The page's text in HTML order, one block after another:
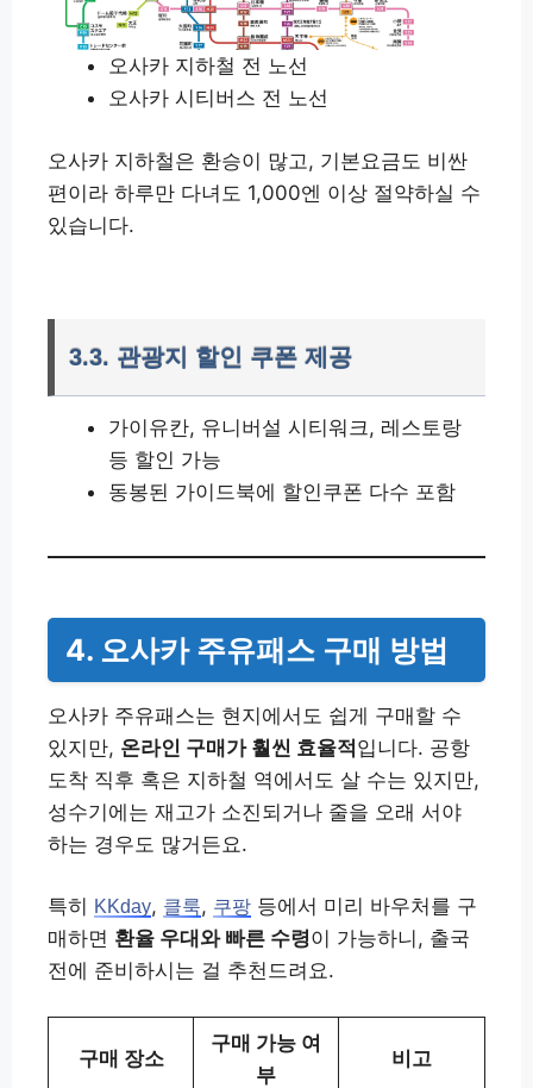
오사카 지하철 전 노선
오사카 시티버스 전 노선
오사카 지하철은 환승이 많고, 기본요금도 비싼
편이라 하루만 다녀도 1,000엔 이상 절약하실 수
있습니다.
3.3. 관광지 할인 쿠폰 제공
가이유칸, 유니버설 시티워크, 레스토랑
등 할인 가능
동봉된 가이드북에 할인쿠폰 다수 포함
4. 오사카 주유패스 구매 방법
오사카 주유패스는 현지에서도 쉽게 구매할 수
있지만, 온라인 구매가 훨씬 효율적입니다. 공항
도착 직후 혹은 지하철 역에서도 살 수는 있지만,
성수기에는 재고가 소진되거나 줄을 오래 서야
하는 경우도 많거든요.
특히 KKday, 클룩, 쿠팡 등에서 미리 바우처를 구
매하면 환율 우대와 빠른 수령이 가능하니, 출국
전에 준비하시는 걸 추천드려요.
구매 장소
구매 가능 여
부
비고